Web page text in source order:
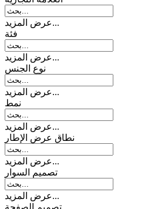
عرض المزيد...
فئة
عرض المزيد...
نوع الجنس
عرض المزيد...
نمط
عرض المزيد...
نطاق عرض الإطار
عرض المزيد...
تصمیم السوار
عرض المزيد...
تصميم الصفحة